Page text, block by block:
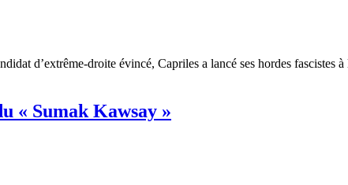
d’extrême-droite évincé, Capriles a lancé ses hordes fascistes
« Sumak Kawsay »